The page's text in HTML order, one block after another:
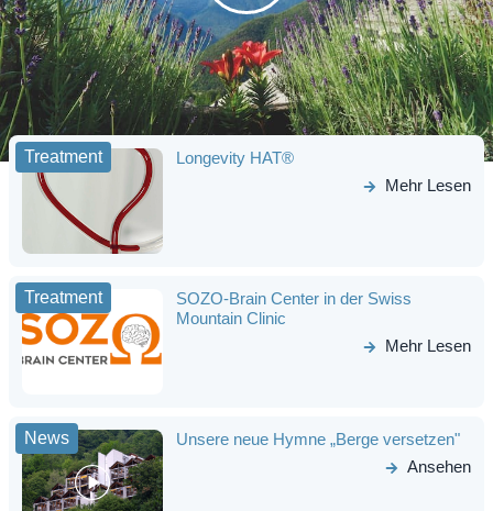
Longevity HAT®
Mehr Lesen
Treatment
SOZO-Brain Center in der Swiss
Mountain Clinic
Mehr Lesen
Treatment
Unsere neue Hymne „Berge versetzen"
Ansehen
News